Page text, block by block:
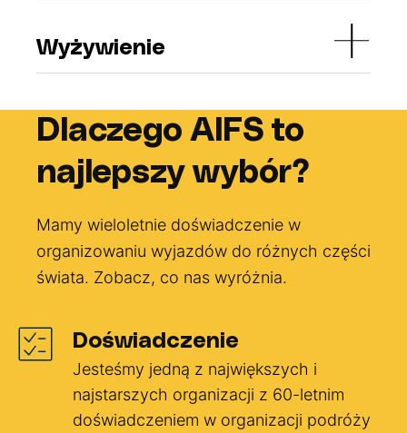
Wyżywienie
Dlaczego AIFS to
najlepszy wybór?
Mamy wieloletnie doświadczenie w
organizowaniu wyjazdów do różnych części
świata. Zobacz, co nas wyróżnia.
Doświadczenie
Jesteśmy jedną z największych i
najstarszych organizacji z 60-letnim
doświadczeniem w organizacji podróży